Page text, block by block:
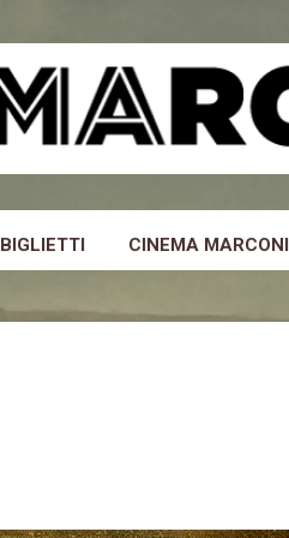
BIGLIETTI CINEMA MARCONI